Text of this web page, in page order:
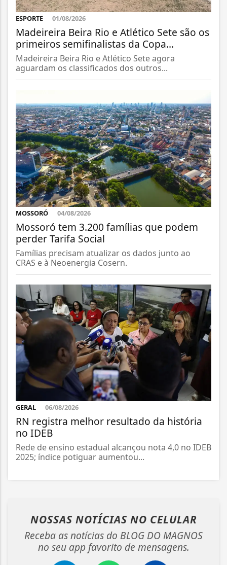
ESPORTE 01/08/2026
Madeireira Beira Rio e Atlético Sete são os
primeiros semifinalistas da Copa...
Madeireira Beira Rio e Atlético Sete agora
aguardam os classificados dos outros...
MOSSORÓ 04/08/2026
Mossoró tem 3.200 famílias que podem
perder Tarifa Social
Famílias precisam atualizar os dados junto ao
CRAS e à Neoenergia Cosern.
GERAL 06/08/2026
RN registra melhor resultado da história
no IDEB
Rede de ensino estadual alcançou nota 4,0 no IDEB
2025; índice potiguar aumentou...
NOSSAS NOTÍCIAS NO CELULAR
Receba as notícias do BLOG DO MAGNOS
no seu app favorito de mensagens.